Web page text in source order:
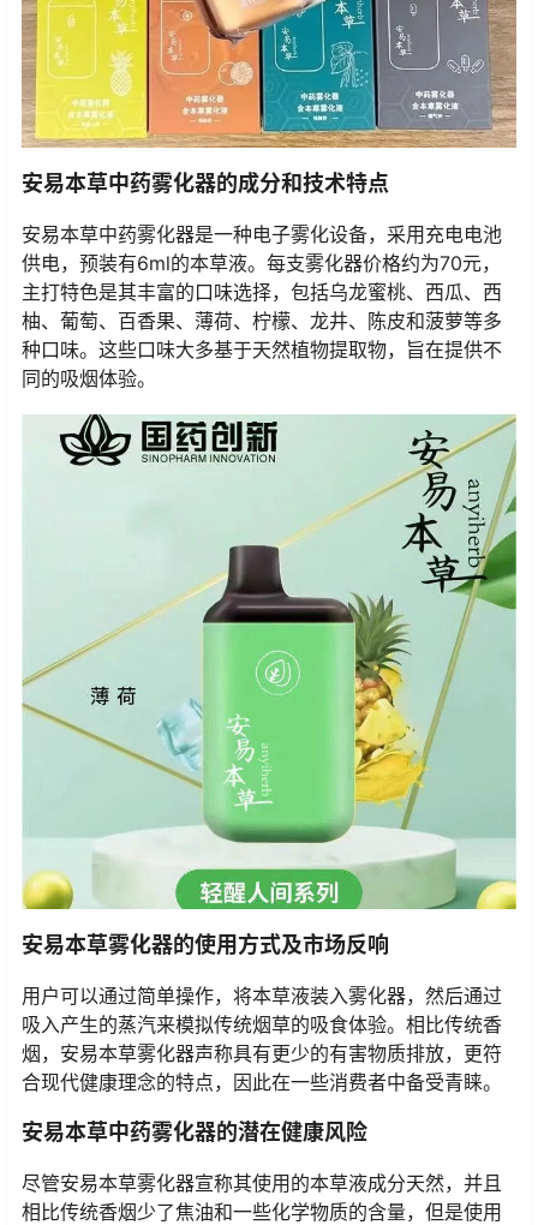
安易本草中药雾化器的成分和技术特点
安易本草中药雾化器是一种电子雾化设备，采用充电电池
供电，预装有6ml的本草液。每支雾化器价格约为70元，
主打特色是其丰富的口味选择，包括乌龙蜜桃、西瓜、西
柚、葡萄、百香果、薄荷、柠檬、龙井、陈皮和菠萝等多
种口味。这些口味大多基于天然植物提取物，旨在提供不
同的吸烟体验。
安易本草雾化器的使用方式及市场反响
用户可以通过简单操作，将本草液装入雾化器，然后通过
吸入产生的蒸汽来模拟传统烟草的吸食体验。相比传统香
烟，安易本草雾化器声称具有更少的有害物质排放，更符
合现代健康理念的特点，因此在一些消费者中备受青睐。
安易本草中药雾化器的潜在健康风险
尽管安易本草雾化器宣称其使用的本草液成分天然，并且
相比传统香烟少了焦油和一些化学物质的含量，但是使用